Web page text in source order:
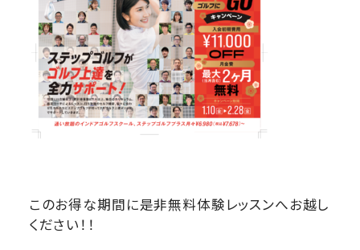
このお得な期間に是非無料体験レッスンへお越し
ください！！